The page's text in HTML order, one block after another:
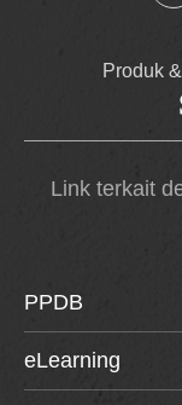
Produk
Link terkait
PPDB
eLearning